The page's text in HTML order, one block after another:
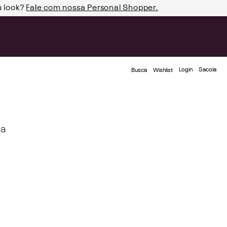
look? Fale com nossa Personal Shopper.
Busca Wishlist Login